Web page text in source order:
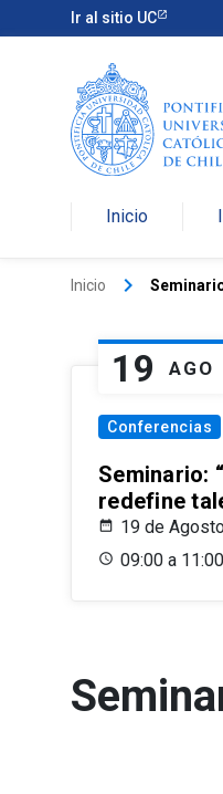
Ir al sitio UC
Inicio
Inicio keyboard_arrow_right
19 AGO
Conferencias
Seminario:
redefine
19 de
09:00 a